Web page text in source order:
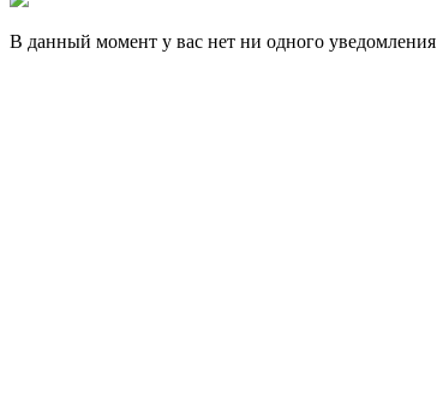
В данный момент у вас нет ни одного уведомления